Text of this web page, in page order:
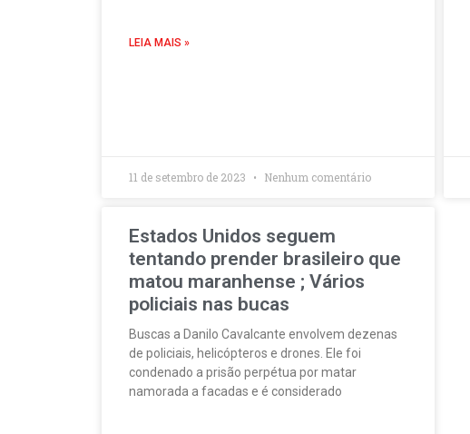
LEIA MAIS »
11 de setembro de 2023 Nenhum comentário
Estados Unidos seguem
tentando prender brasileiro que
matou maranhense ; Vários
policiais nas bucas
Buscas a Danilo Cavalcante envolvem dezenas
de policiais, helicópteros e drones. Ele foi
condenado a prisão perpétua por matar
namorada a facadas e é considerado